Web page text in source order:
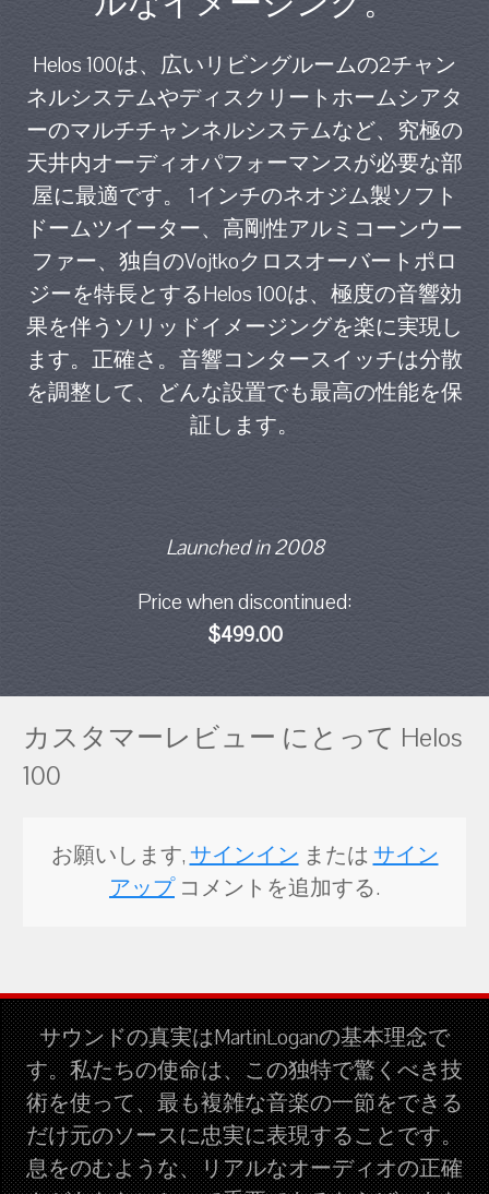
Helos 100は、広いリビングルームの2チャン
ネルシステムやディスクリートホームシアタ
ーのマルチチャンネルシステムなど、究極の
天井内オーディオパフォーマンスが必要な部
屋に最適です。 1インチのネオジム製ソフト
ドームツイーター、高剛性アルミコーンウー
ファー、独自のVojtkoクロスオーバートポロ
ジーを特長とするHelos 100は、極度の音響効
果を伴うソリッドイメージングを楽に実現し
ます。正確さ。音響コンタースイッチは分散
を調整して、どんな設置でも最高の性能を保
証します。
Launched in 2008
Price when discontinued:
$499.00
カスタマーレビュー にとって Helos
100
お願いします, サインイン または サイン
アップコメントを追加する.
サウンドの真実はMartinLoganの基本理念で
す。私たちの使命は、この独特で驚くべき技
術を使って、最も複雑な音楽の一節をできる
だけ元のソースに忠実に表現することです。
息をのむような、リアルなオーディオの正確